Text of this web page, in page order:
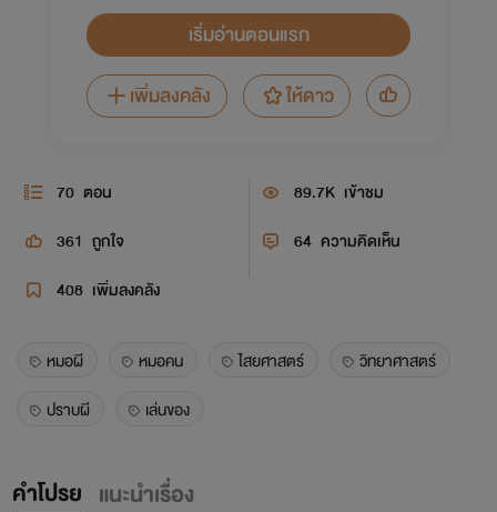
เริ่มอ่านตอนแรก
เพิ่มลงคลัง
ให้ดาว
70 ตอน 89.7K เข้าชม
361 ถูกใจ 64 ความคิดเห็น
408 เพิ่มลงคลัง
หมอผี หมอคน ไสยศาสตร์
วิทยาศาสตร์
ปราบผี
เล่นของ
คำโปรย แนะนำเรื่อง